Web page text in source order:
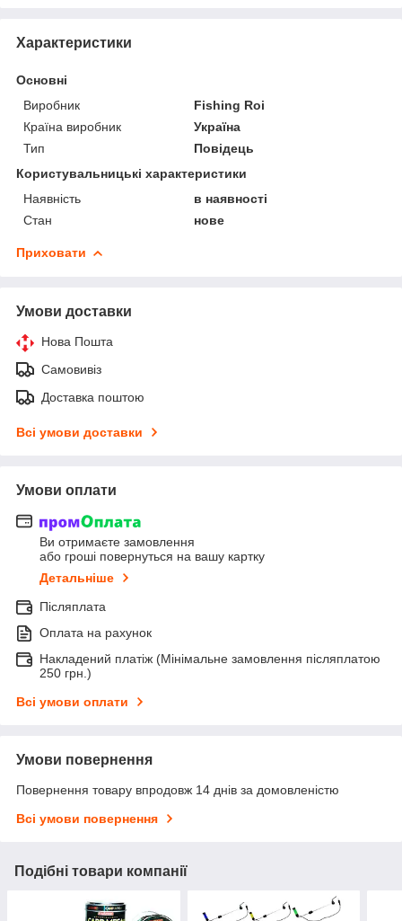
Характеристики
Основні
Виробник
Fishing Roi
Країна виробник
Україна
Тип
Повідець
Користувальницькі характеристики
Наявність
в наявності
Стан
нове
Приховати
Умови доставки
Нова Пошта
Самовивіз
Доставка поштою
Всі умови доставки
Умови оплати
Ви отримаєте замовлення
або гроші повернуться на вашу картку
Детальніше
Післяплата
Оплата на рахунок
Накладений платіж (Мінімальне замовлення післяплатою
250 грн.)
Всі умови оплати
Умови повернення
Повернення товару впродовж 14 днів за домовленістю
Всі умови повернення
Подібні товари компанії